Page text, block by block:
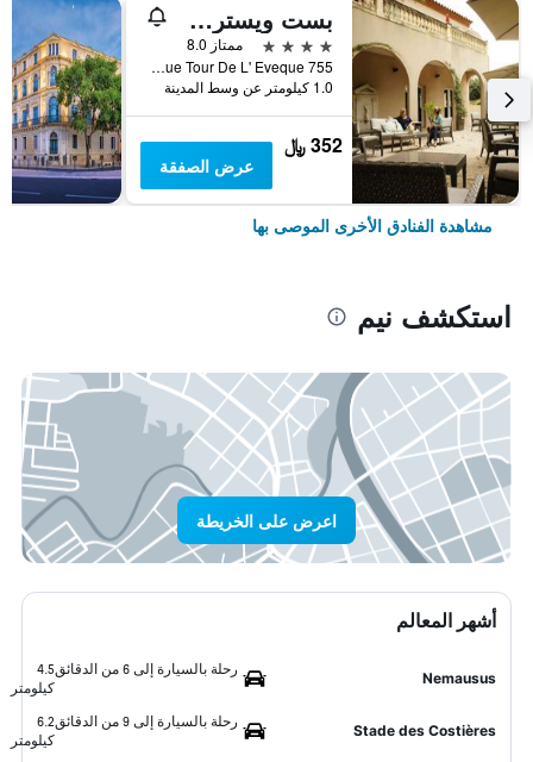
بست ويسترن لو أورانجيرى
4 نجوم
ممتاز 8.0
755 Rue Tour De L' Eveque, نيم, إقليم غارد, فرنسا
1.0 كيلومتر عن وسط المدينة
352 ﷼
عرض الصفقة
مشاهدة الفنادق الأخرى الموصى بها
استكشف نيم
اعرض على الخريطة
أشهر المعالم
Nemausus
رحلة بالسيارة إلى 6 من الدقائق
4.5
كيلومتر
Stade des Costières
رحلة بالسيارة إلى 9 من الدقائق
6.2
كيلومتر